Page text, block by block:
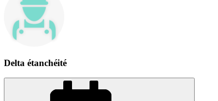
Delta étanchéité